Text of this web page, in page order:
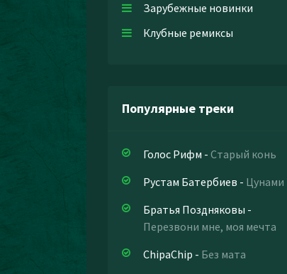
Зарубежные новинки
Клубные ремиксы
Популярные треки
Голос Рифм - Старый конь
Рустам Батербиев - Цунами
Братья Поздняковы -
Перезвони мне, моя мечта
ChipaChip - Без мата